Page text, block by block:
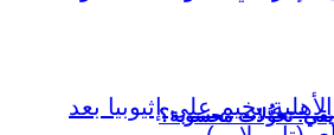
تحوُّلات محسوبة؟